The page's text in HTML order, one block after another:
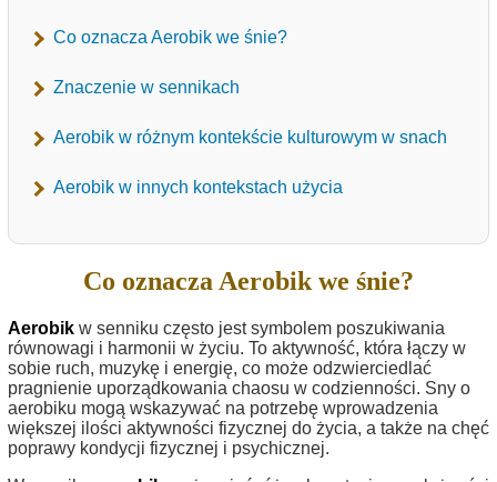
Co oznacza Aerobik we śnie?
Znaczenie w sennikach
Aerobik w różnym kontekście kulturowym w snach
Aerobik w innych kontekstach użycia
Co oznacza Aerobik we śnie?
Aerobik w senniku często jest symbolem poszukiwania
równowagi i harmonii w życiu. To aktywność, która łączy w
sobie ruch, muzykę i energię, co może odzwierciedlać
pragnienie uporządkowania chaosu w codzienności. Sny o
aerobiku mogą wskazywać na potrzebę wprowadzenia
większej ilości aktywności fizycznej do życia, a także na chęć
poprawy kondycji fizycznej i psychicznej.